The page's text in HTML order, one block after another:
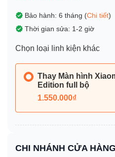
Bảo hành: 6 tháng (Chi tiết)
Thời gian sửa: 1-2 giờ
Chọn loại linh kiện khác
Thay Màn hình
Edition full bộ
1.550.000₫
CHI NHÁNH CỬA HÀNG